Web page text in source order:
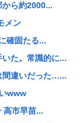
さん...
（※画像...
そう
一度も大河で取...
出してしまう...
わwww
ら約2000...
メン
確固たる...
た。常識的に...
間違いだった…...
www
高市早苗...